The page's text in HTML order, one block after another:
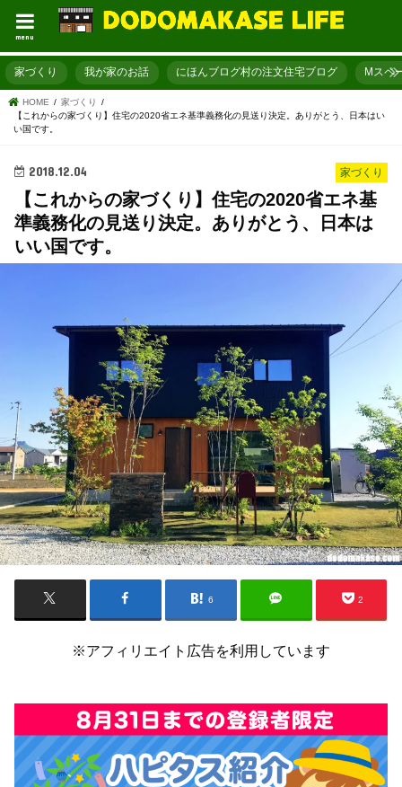
menu
家づくり 我が家のお話 にほんブログ村の注文住宅ブログ Mスペ
HOME
家づくり
【これからの家づくり】住宅の2020省エネ基準義務化の見送り決定。ありがとう、日本はい
い国です。
家づくり
2018.12.04
【これからの家づくり】住宅の2020省エネ基
準義務化の見送り決定。ありがとう、日本は
いい国です。
6 2
※アフィリエイト広告を利用しています